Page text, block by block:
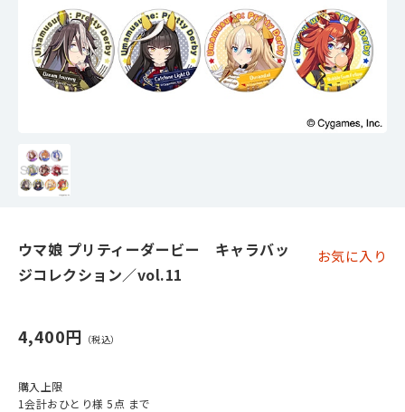
ウマ娘 プリティーダービー キャラバッ
ジコレクション／vol.11
お気に入り
4,400円
購入上限
1会計おひとり様 5点 まで